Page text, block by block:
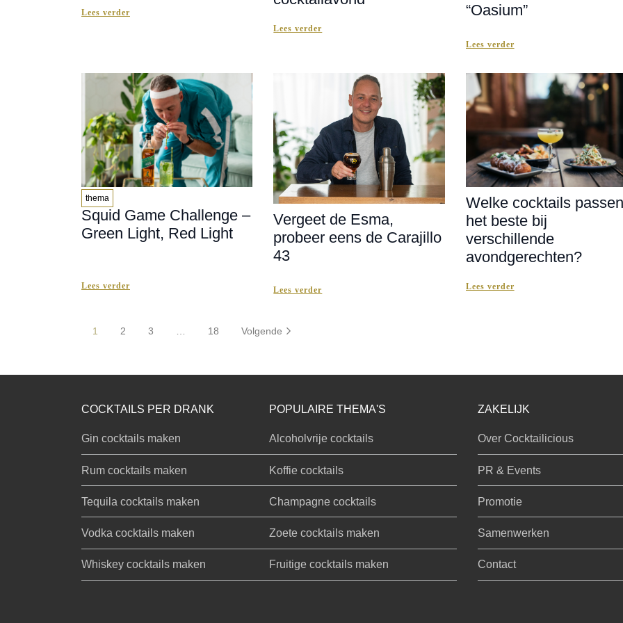
Lees verder
Lees verder
“Oasium”
Lees verder
thema
Squid Game Challenge –
Green Light, Red Light
Lees verder
Vergeet de Esma,
probeer eens de Carajillo
43
Lees verder
Welke cocktails passen
het beste bij
verschillende
avondgerechten?
Lees verder
1 2 3 18 Volgende
COCKTAILS PER DRANK
Gin cocktails maken
Rum cocktails maken
Tequila cocktails maken
Vodka cocktails maken
Whiskey cocktails maken
POPULAIRE THEMA'S
Alcoholvrije cocktails
Koffie cocktails
Champagne cocktails
Zoete cocktails maken
Fruitige cocktails maken
ZAKELIJK
Over Cocktailicious
PR & Events
Promotie
Samenwerken
Contact